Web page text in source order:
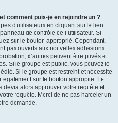
comment puis-je en rejoindre un ?
d’utilisateurs en cliquant sur le lien
de contrôle de l’utilisateur. Si
sur le bouton approprié. Cependant,
pas ouverts aux nouvelles adhésions.
d’autres peuvent être privés et
Si le groupe est public, vous pouvez le
Si le groupe est restreint et nécessite
sur le bouton approprié. Le
devra alors approuver votre requête et
requête. Merci de ne pas harceler un
demande.